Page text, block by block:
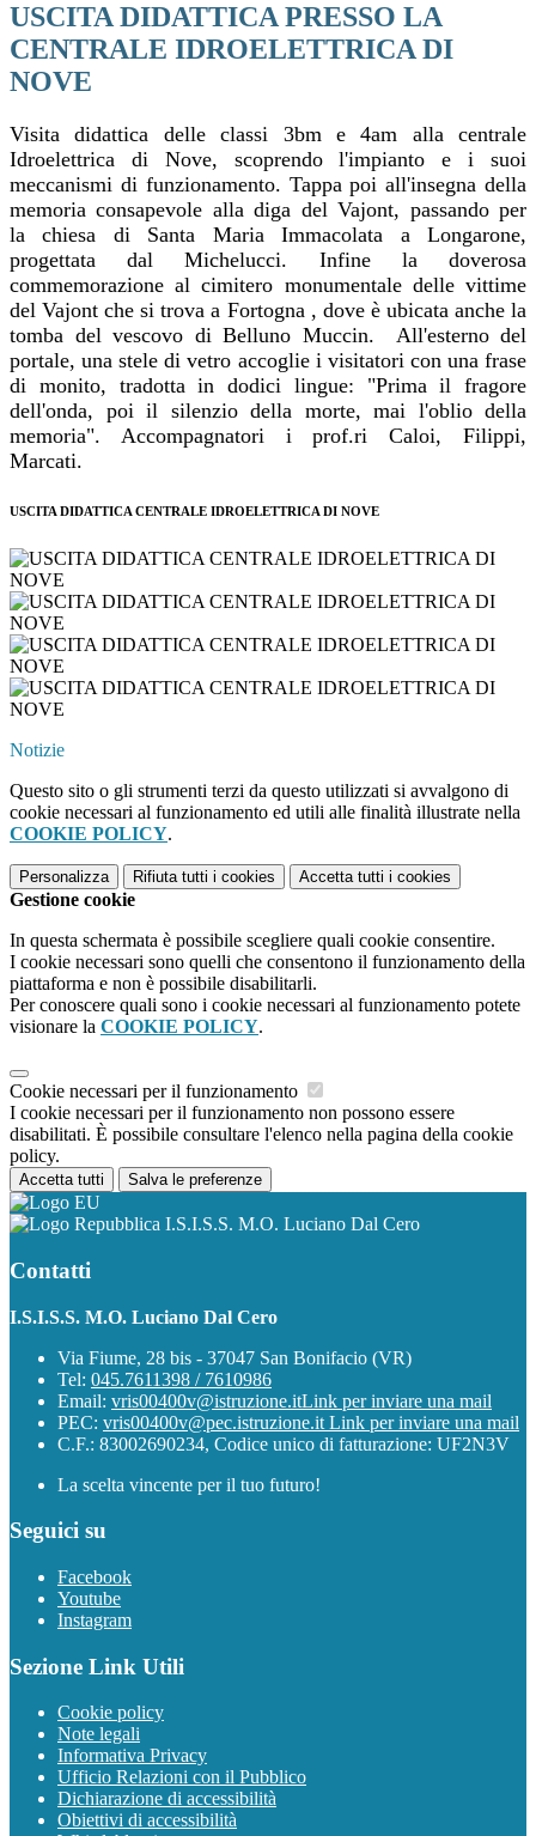
USCITA DIDATTICA PRESSO LA
CENTRALE IDROELETTRICA DI
NOVE
Visita didattica delle classi 3bm e 4am alla centrale
Idroelettrica di Nove, scoprendo l'impianto e i suoi
meccanismi di funzionamento. Tappa poi all'insegna della
memoria consapevole alla diga del Vajont, passando per
la chiesa di Santa Maria Immacolata a Longarone,
progettata dal Michelucci. Infine la doverosa
commemorazione al cimitero monumentale delle vittime
del Vajont che si trova a Fortogna , dove è ubicata anche la
tomba del vescovo di Belluno Muccin. All'esterno del
portale, una stele di vetro accoglie i visitatori con una frase
di monito, tradotta in dodici lingue: "Prima il fragore
dell'onda, poi il silenzio della morte, mai l'oblio della
memoria". Accompagnatori i prof.ri Caloi, Filippi,
Marcati.
USCITA DIDATTICA CENTRALE IDROELETTRICA DI NOVE
Notizie
Questo sito o gli strumenti terzi da questo utilizzati si avvalgono di
cookie necessari al funzionamento ed utili alle finalità illustrate nella
COOKIE POLICY.
Personalizza Rifiuta tutti i cookies Accetta tutti i cookies
Gestione cookie
In questa schermata è possibile scegliere quali cookie consentire.
I cookie necessari sono quelli che consentono il funzionamento della
piattaforma e non è possibile disabilitarli.
Per conoscere quali sono i cookie necessari al funzionamento potete
visionare la COOKIE POLICY.
Cookie necessari per il funzionamento
I cookie necessari per il funzionamento non possono essere
disabilitati. È possibile consultare l'elenco nella pagina della cookie
policy.
Accetta tutti Salva le preferenze
I.S.I.S.S. M.O. Luciano Dal Cero
Contatti
I.S.I.S.S. M.O. Luciano Dal Cero
Via Fiume, 28 bis - 37047 San Bonifacio (VR)
Tel: 045.7611398 / 7610986
Email: vris00400v@istruzione.itLink per inviare una mail
PEC: vris00400v@pec.istruzione.it Link per inviare una mail
C.F.: 83002690234, Codice unico di fatturazione: UF2N3V
La scelta vincente per il tuo futuro!
Seguici su
Facebook
Youtube
Instagram
Sezione Link Utili
Cookie policy
Note legali
Informativa Privacy
Ufficio Relazioni con il Pubblico
Dichiarazione di accessibilità
Obiettivi di accessibilità